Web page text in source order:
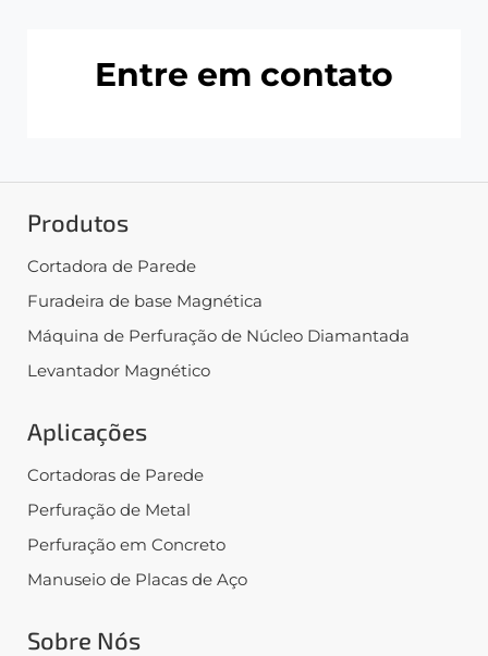
Entre em contato
Produtos
Cortadora de Parede
Furadeira de base Magnética
Máquina de Perfuração de Núcleo Diamantada
Levantador Magnético
Aplicações
Cortadoras de Parede
Perfuração de Metal
Perfuração em Concreto
Manuseio de Placas de Aço
Sobre Nós